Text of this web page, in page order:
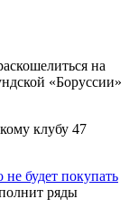
на
«Боруссии»
клубу 47
будет покупать
ряды